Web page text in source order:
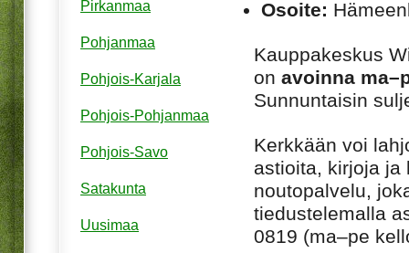
Osoite:
Kauppakeskus
on avoinna
Sunnuntaisin
Kerkkään voi
astioita, kirjoja ja
noutopalvelu,
tiedustelemalla
0819 (ma–pe
Pirkanmaa
Pohjanmaa
Pohjois-Karjala
Pohjois-Pohjanmaa
Pohjois-Savo
Satakunta
Uusimaa